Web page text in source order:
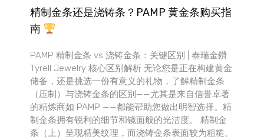
精制金条还是浇铸条？PAMP 黄金条购买指
南
PAMP 精制金条 vs 浇铸金条：关键区别 | 泰瑞金鑽
Tyrell Jewelry 核心区别解析 无论您是正在构建黄金
储备，还是挑选一份有意义的礼物，了解精制金条
（压制）与浇铸金条的区别——尤其是来自信誉卓著
的精炼商如 PAMP ——都能帮助您做出明智选择。精
制金条拥有锐利的细节和镜面般的光洁度。 精制金
条（上）呈现精美纹理，而浇铸金条表面较为粗糙。